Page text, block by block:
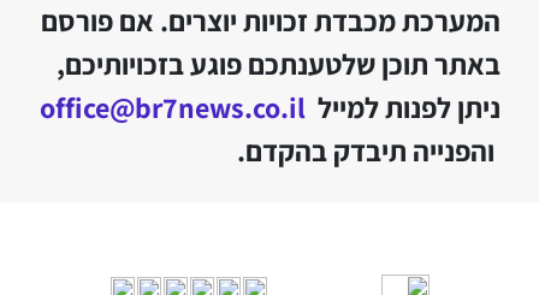
המערכת מכבדת זכויות יוצרים. אם פורסם
באתר תוכן שלטענתכם פוגע בזכויותיכם,
ניתן לפנות למייל office@br7news.co.il
והפנייה תיבדק בהקדם.